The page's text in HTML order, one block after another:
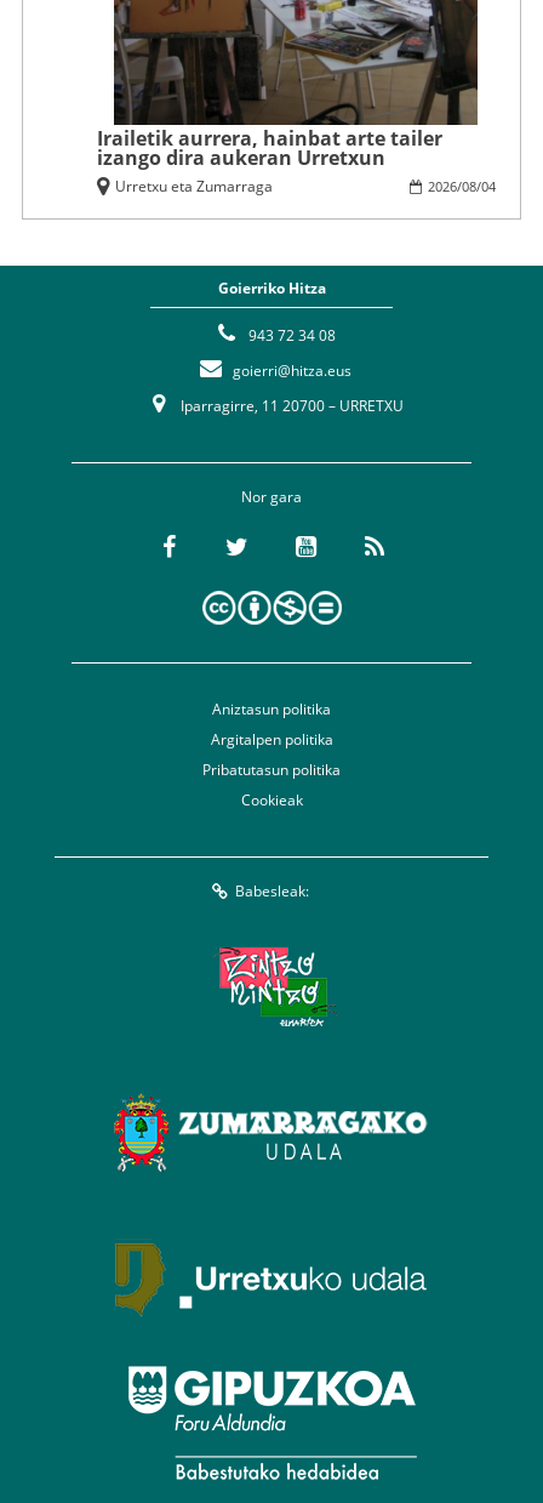
Irailetik aurrera, hainbat arte tailer
izango dira aukeran Urretxun
2026/08/04
Urretxu eta Zumarraga
Goierriko Hitza
943 72 34 08
goierri@hitza.eus
Iparragirre, 11 20700 – URRETXU
Nor gara
Aniztasun politika
Argitalpen politika
Pribatutasun politika
Cookieak
Babesleak: